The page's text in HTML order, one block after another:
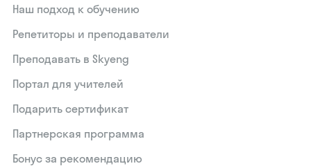
Наш подход к обучению
Репетиторы и преподаватели
Преподавать в Skyeng
Портал для учителей
Подарить сертификат
Партнерская программа
Бонус за рекомендацию